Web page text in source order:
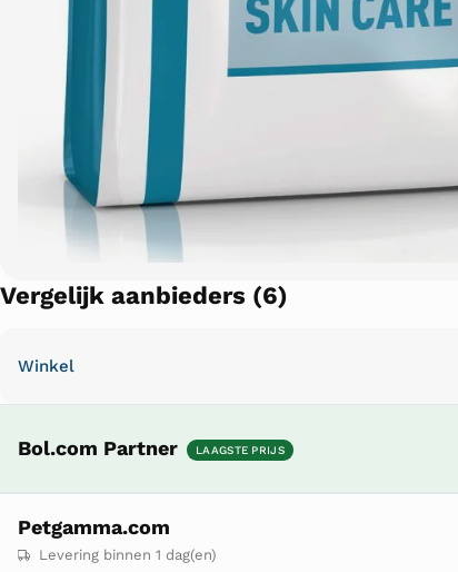
Vergelijk aanbieders (6)
Winkel
Bol.com Partner LAAGSTE PRIJS
Petgamma.com
Levering binnen 1 dag(en)